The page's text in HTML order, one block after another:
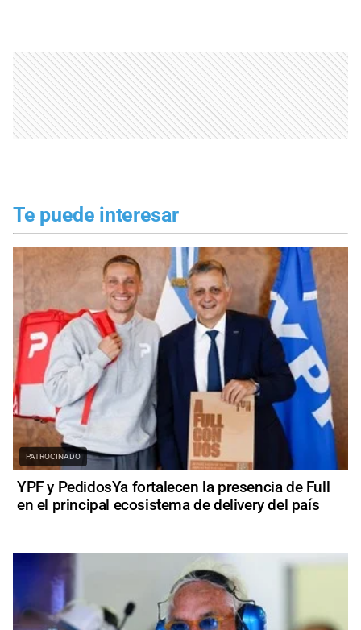
Te puede interesar
PATROCINADO
YPF y PedidosYa fortalecen la presencia de Full
en el principal ecosistema de delivery del país